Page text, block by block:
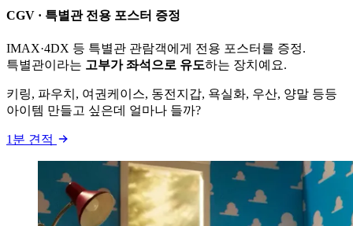
CGV · 특별관 전용 포스터 증정
IMAX·4DX 등 특별관 관람객에게 전용 포스터를 증정.
특별관이라는 고부가 좌석으로 유도하는 장치예요.
키링, 파우치, 여권케이스, 동전지갑, 욕실화, 우산, 양말 등등
아이템 만들고 싶은데 얼마나 들까?
1분 견적